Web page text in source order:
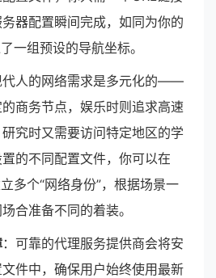
器配置瞬间完成，如同为你的
一组预设的导航坐标。
代人的网络需求是多元化的——
商务节点，娱乐时则追求高速
究时又需要访问特定地区的学
的不同配置文件，你可以在
多个“网络身份”，根据场景一
合准备不同的着装。
：可靠的代理服务提供商会将安
件中，确保用户始终使用最新